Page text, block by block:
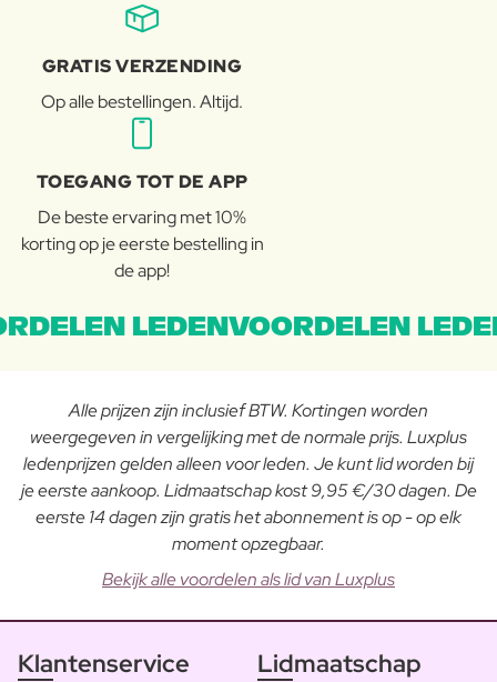
GRATIS VERZENDING
Op alle bestellingen. Altijd.
TOEGANG TOT DE APP
De beste ervaring met 10%
korting op je eerste bestelling in
de app!
LEDENVOORDELEN
Alle prijzen zijn inclusief BTW. Kortingen worden
weergegeven in vergelijking met de normale prijs. Luxplus
ledenprijzen gelden alleen voor leden. Je kunt lid worden bij
je eerste aankoop. Lidmaatschap kost 9,95 €/30 dagen. De
eerste 14 dagen zijn gratis het abonnement is op - op elk
moment opzegbaar.
Bekijk alle voordelen als lid van Luxplus
Klantenservice Lidmaatschap